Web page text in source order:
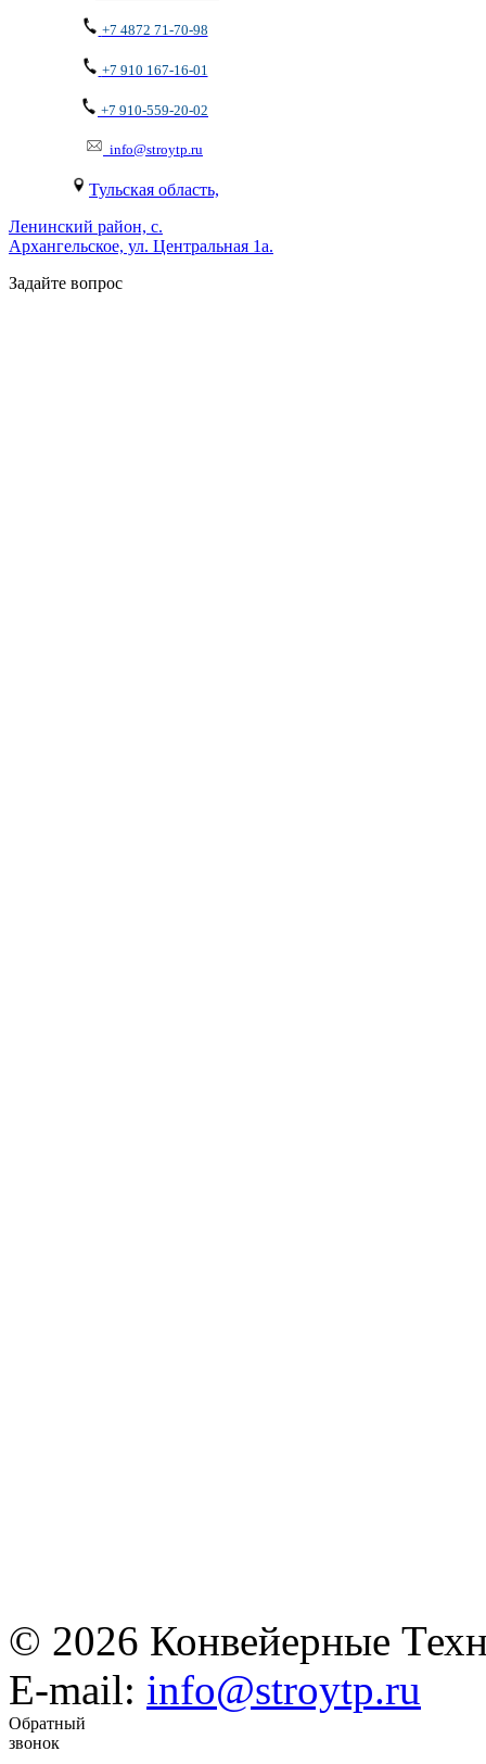
+7 4872 71-70-98
+7 910 167-16-01
+7 910-559-20-02
info@stroytp.ru
Тульская область,
Ленинский район, с.
Архангельское, ул. Центральная 1а.
Задайте вопрос
© 2026 Конвейерные
E-mail: info@stroytp.ru
Обратный
звонок